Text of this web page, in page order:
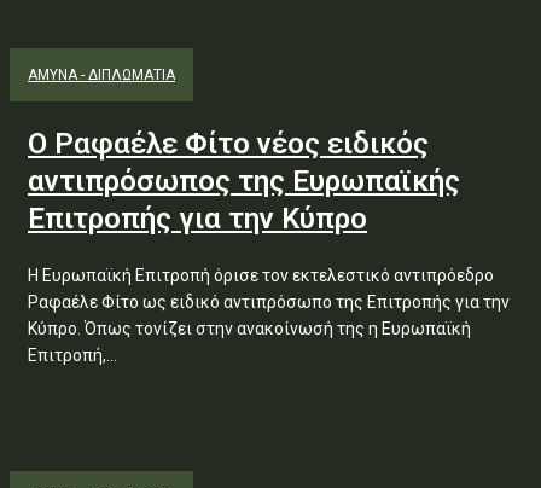
ΑΜΥΝΑ - ΔΙΠΛΩΜΑΤΙΑ
Ο Ραφαέλε Φίτο νέος ειδικός
αντιπρόσωπος της Ευρωπαϊκής
Επιτροπής για την Κύπρο
Η Ευρωπαϊκή Επιτροπή όρισε τον εκτελεστικό αντιπρόεδρο
Ραφαέλε Φίτο ως ειδικό αντιπρόσωπο της Επιτροπής για την
Κύπρο. Όπως τονίζει στην ανακοίνωσή της η Ευρωπαϊκή
Επιτροπή,...